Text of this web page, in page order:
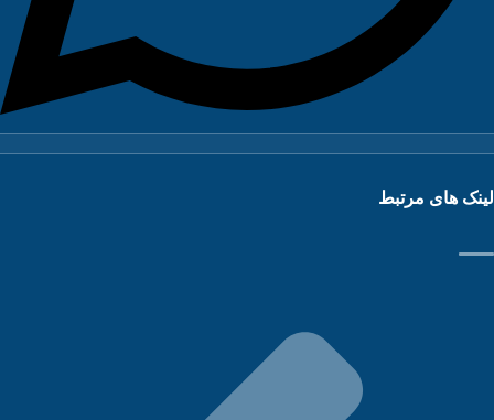
های مرتبط